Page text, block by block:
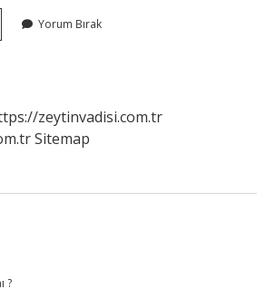
Yorum Bırak
zeytinvadisi.com.tr
Sitemap
?